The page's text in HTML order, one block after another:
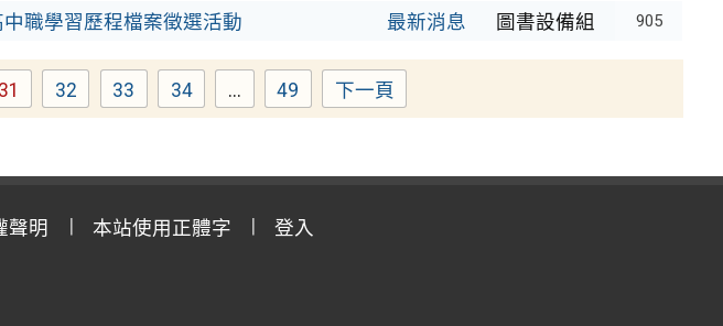
職學習歷程檔案徵選活動 最新消息 圖書設備組 905
Page
31 Page
32 Page
33 Page
34 ... Page
49 下一頁
聲明 本站使用正體字 登入